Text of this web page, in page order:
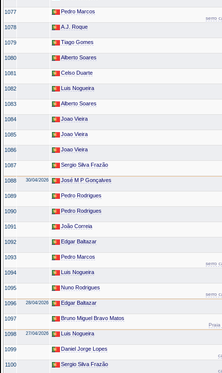
1077 Pedro Marcos
serro
1078 A.J. Roque
1079 Tiago Gomes
1080 Alberto Soares
1081 Celso Duarte
1082 Luis Nogueira
1083 Alberto Soares
1084 Joao Vieira
1085 Joao Vieira
1086 Joao Vieira
1087 Sergio Silva Frazão
1088 30/04/2026 José M P Gonçalves
1089 Pedro Rodrigues
1090 Pedro Rodrigues
1091 João Correia
1092 Edgar Baltazar
1093 Pedro Marcos
serro
1094 Luis Nogueira
1095 Nuno Rodrigues
serro
1096 28/04/2026 Edgar Baltazar
1097 Bruno Miguel Bravo Matos
Praia
1098 27/04/2026 Luis Nogueira
1099 Daniel Jorge Lopes
1100 Sergio Silva Frazão